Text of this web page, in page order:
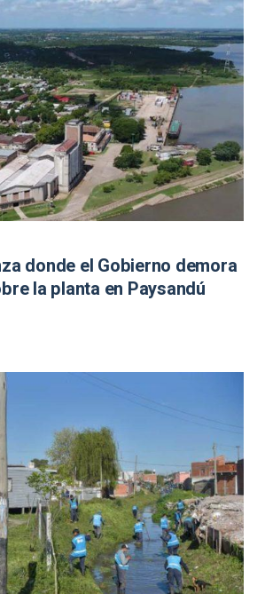
donde el Gobierno demora
la planta en Paysandú